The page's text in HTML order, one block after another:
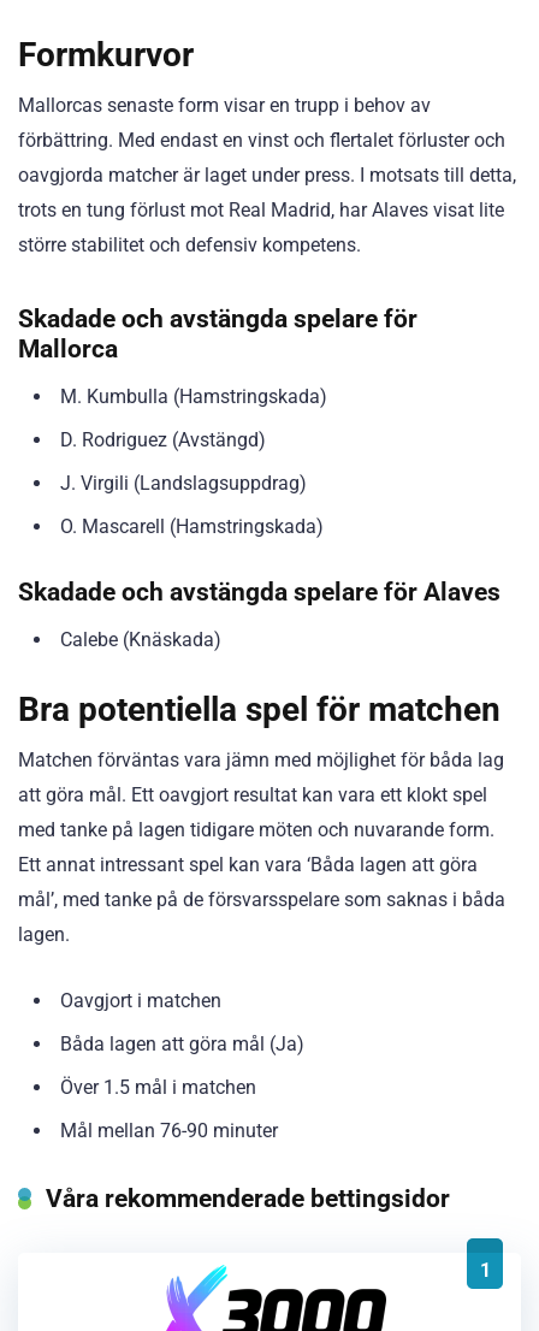
Formkurvor
Mallorcas senaste form visar en trupp i behov av
förbättring. Med endast en vinst och flertalet förluster och
oavgjorda matcher är laget under press. I motsats till detta,
trots en tung förlust mot Real Madrid, har Alaves visat lite
större stabilitet och defensiv kompetens.
Skadade och avstängda spelare för
Mallorca
M. Kumbulla (Hamstringskada)
D. Rodriguez (Avstängd)
J. Virgili (Landslagsuppdrag)
O. Mascarell (Hamstringskada)
Skadade och avstängda spelare för Alaves
Calebe (Knäskada)
Bra potentiella spel för matchen
Matchen förväntas vara jämn med möjlighet för båda lag
att göra mål. Ett oavgjort resultat kan vara ett klokt spel
med tanke på lagen tidigare möten och nuvarande form.
Ett annat intressant spel kan vara ‘Båda lagen att göra
mål’, med tanke på de försvarsspelare som saknas i båda
lagen.
Oavgjort i matchen
Båda lagen att göra mål (Ja)
Över 1.5 mål i matchen
Mål mellan 76-90 minuter
Våra rekommenderade bettingsidor
1